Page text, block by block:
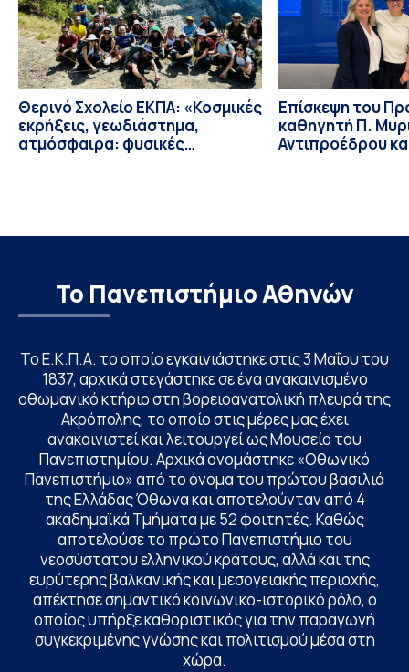
Θερινό Σχολείο ΕΚΠΑ: «Κοσμικές
εκρήξεις, γεωδιάστημα,
ατμόσφαιρα: φυσικές
βιολογικές επιδράσεις»
Eπίσκεψη του
καθηγητή Π.
Αντιπροέδρου
Νοσηλευτικής
Το Πανεπιστήμιο Αθηνών
Το Ε.Κ.Π.Α. το οποίο εγκαινιάστηκε στις 3 Μαΐου του
1837, αρχικά στεγάστηκε σε ένα ανακαινισμένο
οθωμανικό κτήριο στη βορειοανατολική πλευρά της
Ακρόπολης, το οποίο στις μέρες μας έχει
ανακαινιστεί και λειτουργεί ως Μουσείο του
Πανεπιστημίου. Αρχικά ονομάστηκε «Οθωνικό
Πανεπιστήμιο» από το όνομα του πρώτου βασιλιά
της Ελλάδας Όθωνα και αποτελούνταν από 4
ακαδημαϊκά Τμήματα με 52 φοιτητές. Καθώς
αποτελούσε το πρώτο Πανεπιστήμιο του
νεοσύστατου ελληνικού κράτους, αλλά και της
ευρύτερης βαλκανικής και μεσογειακής περιοχής,
απέκτησε σημαντικό κοινωνικο-ιστορικό ρόλο, ο
οποίος υπήρξε καθοριστικός για την παραγωγή
συγκεκριμένης γνώσης και πολιτισμού μέσα στη
χώρα.